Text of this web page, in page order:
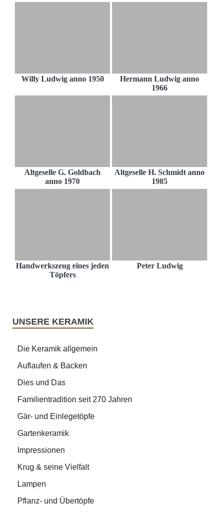
Willy Ludwig anno 1950
Hermann Ludwig anno
1966
Altgeselle G. Goldbach
anno 1970
Altgeselle H. Schmidt anno
1985
Handwerkszeug eines jeden
Töpfers
Peter Ludwig
UNSERE KERAMIK
Die Keramik allgemein
Auflaufen & Backen
Dies und Das
Familientradition seit 270 Jahren
Gär- und Einlegetöpfe
Gartenkeramik
Impressionen
Krug & seine Vielfalt
Lampen
Pflanz- und Übertöpfe